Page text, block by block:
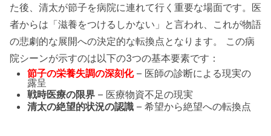
た後、清太が節子を病院に連れて行く重要な場面です。医
者からは「滋養をつけるしかない」と言われ、これが物語
の悲劇的な展開への決定的な転換点となります。 この病
院シーンが示すのは以下の3つの基本要素です：
節子の栄養失調の深刻化– 医師の診断による現実の
露呈
戦時医療の限界 – 医療物資不足の現実
清太の絶望的状況の認識 – 希望から絶望への転換点